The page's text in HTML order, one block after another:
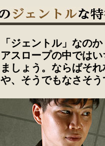
「ジェントル」なの
アスロープの中では
ましょう。ならばそ
や、そうでもなさそう